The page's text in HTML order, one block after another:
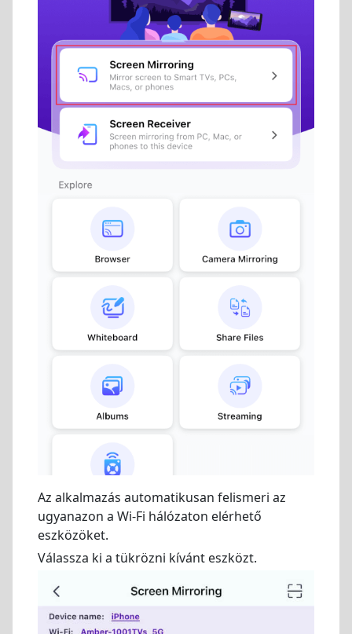
Az alkalmazás automatikusan felismeri az
ugyanazon a Wi-Fi hálózaton elérhető
eszközöket.
Válassza ki a tükrözni kívánt eszközt.